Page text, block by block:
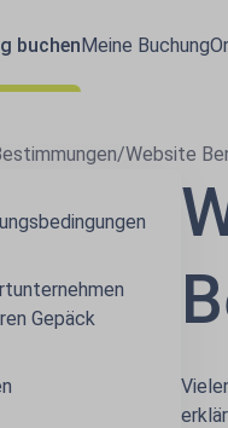
buchenMeine Buchung
/Website
Gepäck